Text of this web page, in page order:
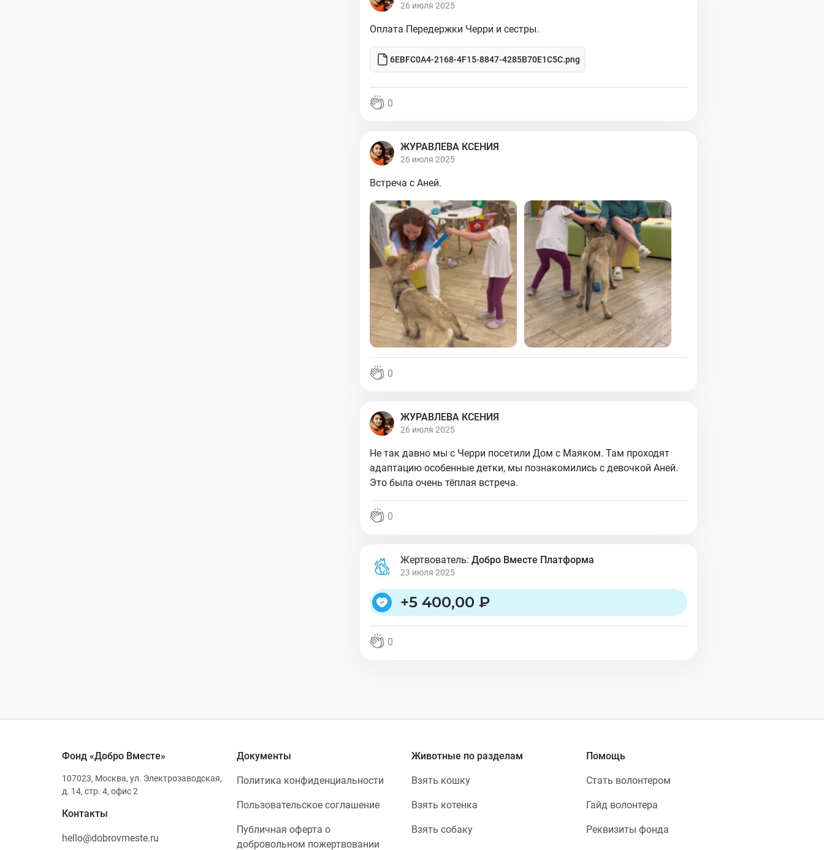
26 июля 2025
Оплата Передержки Черри и сестры.
6EBFC0A4-2168-4F15-8847-4285B70E1C5C.png
0
ЖУРАВЛЕВА КСЕНИЯ
26 июля 2025
Встреча с Аней.
0
ЖУРАВЛЕВА КСЕНИЯ
26 июля 2025
Не так давно мы с Черри посетили Дом с Маяком. Там проходят
адаптацию особенные детки, мы познакомились с девочкой Аней.
Это была очень тёплая встреча.
0
Жертвователь: Добро Вместе Платформа
23 июля 2025
+5 400,00 ₽
0
Фонд «Добро Вместе»
107023, Москва, ул. Электрозаводская,
д. 14, стр. 4, офис 2
Контакты
hello@dobrovmeste.ru
Документы
Политика конфиденциальности
Пользовательское соглашение
Публичная оферта о
добровольном пожертвовании
Животные по разделам
Взять кошку
Взять котенка
Взять собаку
Помощь
Стать волонтером
Гайд волонтера
Реквизиты фонда